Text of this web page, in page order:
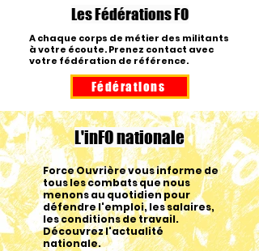
Les Fédérations FO
A chaque corps de métier des militants
à votre écoute. Prenez contact avec
votre fédération de référence.
Fédérations
L'inFO nationale
Force Ouvrière vous informe de
tous les combats que nous
menons au quotidien pour
défendre l'emploi, les salaires,
les conditions de travail.
Découvrez l'actualité
nationale.